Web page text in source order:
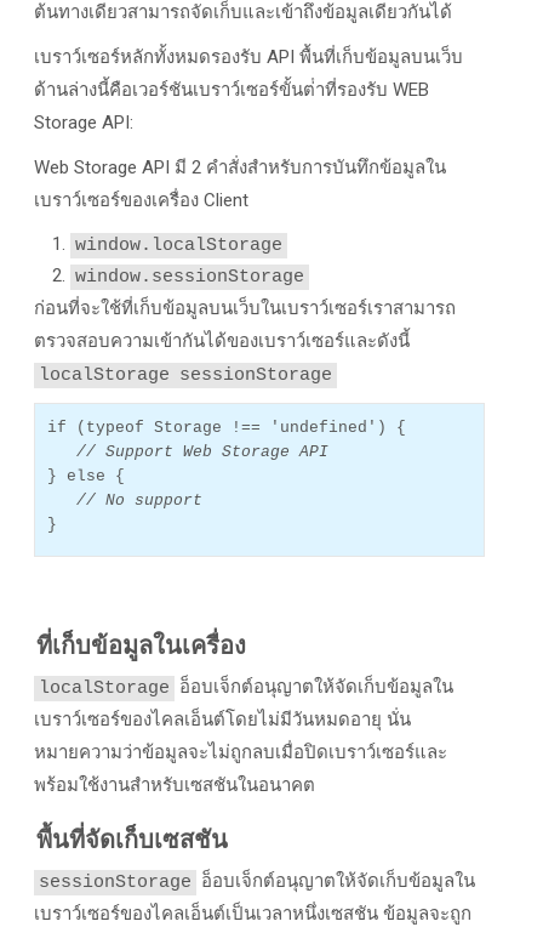
ต้นทางเดียวสามารถจัดเก็บและเข้าถึงข้อมูลเดียวกันได้
เบราว์เซอร์หลักทั้งหมดรองรับ API พื้นที่เก็บข้อมูลบนเว็บ
ด้านล่างนี้คือเวอร์ชันเบราว์เซอร์ขั้นต่ําที่รองรับ WEB
Storage API:
Web Storage API มี 2 คำสั่งสําหรับการบันทึกข้อมูลใน
เบราว์เซอร์ของเครื่อง Client
window.localStorage
window.sessionStorage
ก่อนที่จะใช้ที่เก็บข้อมูลบนเว็บในเบราว์เซอร์เราสามารถ
ตรวจสอบความเข้ากันได้ของเบราว์เซอร์และดังนี้
localStorage sessionStorage
if (typeof Storage !== 'undefined') {
// Support Web Storage API
} else {
// No support
}
ที่เก็บข้อมูลในเครื่อง
localStorage อ็อบเจ็กต์อนุญาตให้จัดเก็บข้อมูลใน
เบราว์เซอร์ของไคลเอ็นต์โดยไม่มีวันหมดอายุ นั่น
หมายความว่าข้อมูลจะไม่ถูกลบเมื่อปิดเบราว์เซอร์และ
พร้อมใช้งานสําหรับเซสชันในอนาคต
พื้นที่จัดเก็บเซสชัน
sessionStorage อ็อบเจ็กต์อนุญาตให้จัดเก็บข้อมูลใน
เบราว์เซอร์ของไคลเอ็นต์เป็นเวลาหนึ่งเซสชัน ข้อมูลจะถูก